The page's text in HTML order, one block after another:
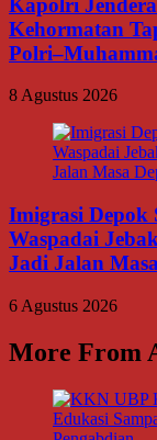
Kehormatan
8 Agustus 2026
Imigrasi Depok
Waspadai
Jadi Jalan
6 Agustus 2026
More From